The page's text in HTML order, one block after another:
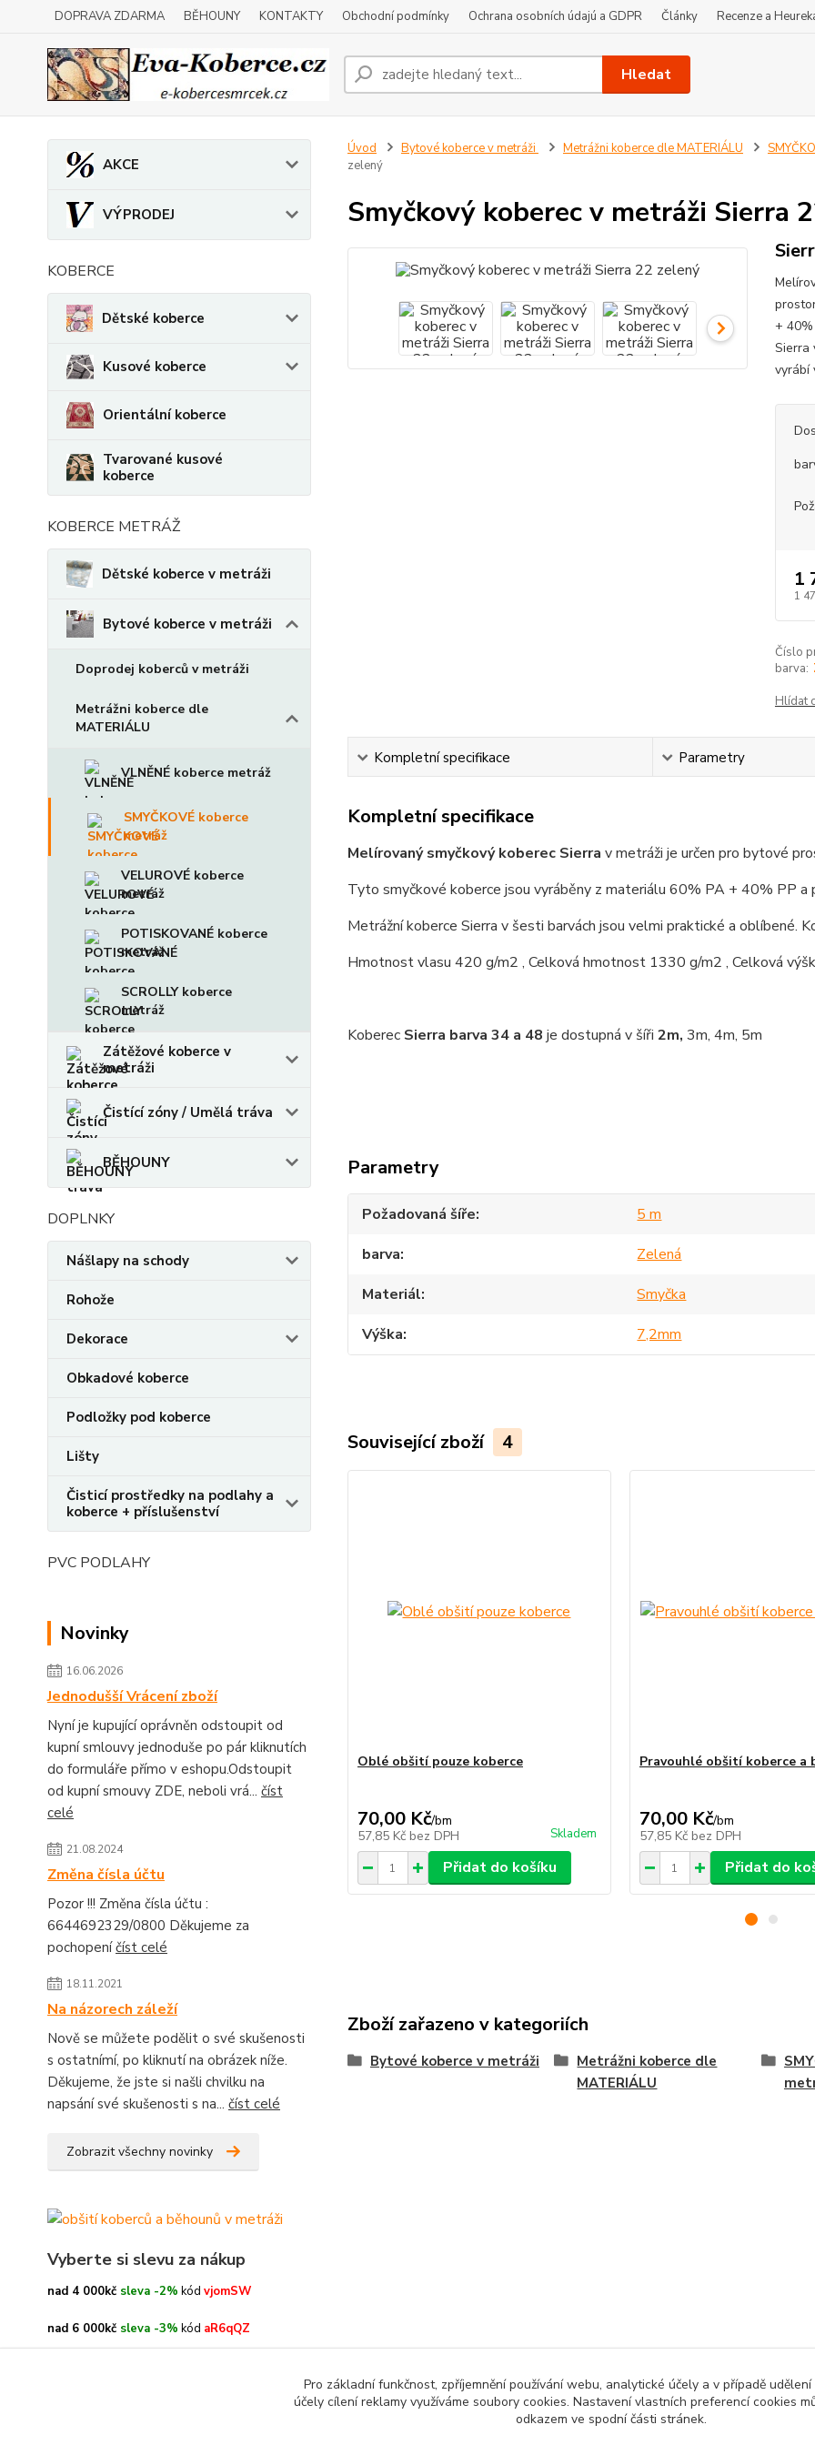
DOPRAVA ZDARMA BĚHOUNY KONTAKTY Obchodní podmínky Ochrana osobních údajú a GDPR Články Recenze a
Hledat
AKCE
VÝPRODEJ
KOBERCE
Dětské koberce
Kusové koberce
Orientální koberce
Tvarované kusové
koberce
KOBERCE METRÁŽ
Dětské koberce v metráži
Bytové koberce v metráži
Doprodej koberců v metráži
Metrážni koberce dle
MATERIÁLU
VLNĚNÉ koberce metráž
SMYČKOVÉ koberce
metráž
VELUROVÉ koberce
metráž
POTISKOVANÉ koberce
metráž
SCROLLY koberce
metráž
Zátěžové koberce v
metráži
Čistící zóny / Umělá tráva
BĚHOUNY
DOPLNKY
Nášlapy na schody
Rohože
Dekorace
Obkadové koberce
Podložky pod koberce
Lišty
Čisticí prostředky na podlahy a
koberce + příslušenství
PVC PODLAHY
Novinky
16.06.2026
Jednodušší Vrácení zboží
Nyní je kupující oprávněn odstoupit od
kupní smlouvy jednoduše po pár kliknutích
do formuláře přímo v eshopu.Odstoupit
od kupní smouvy ZDE, neboli vrá... číst
celé
21.08.2024
Změna čísla účtu
Pozor !!! Změna čísla účtu :
6644692329/0800 Děkujeme za
pochopeníčíst celé
18.11.2021
Na názorech záleží
Nově se můžete podělit o své skušenosti
s ostatnímí, po kliknutí na obrázek níže.
Děkujeme, že jste si našli chvilku na
napsání své skušenosti s na... číst celé
Zobrazit všechny novinky
Vyberte si slevu za nákup
nad 4 000kč sleva -2% kód vjomSW
nad 6 000kč sleva -3% kód aR6qQZ
Úvod Bytové koberce v metráži Metrážni koberce dle MATERIÁLU
zelený
Smyčkový koberec v metráži Sierra
+
Sierra
vyrábí
1
1
Číslo
barva:
Hlídat
Kompletní specifikace Parametry
Kompletní specifikace
Melírovaný smyčkový koberec Sierra v metráži je určen pro bytové
Tyto smyčkové koberce jsou vyráběny z materiálu 60% PA + 40% PP
Metrážní koberce Sierra v šesti barvách jsou velmi praktické a oblíbené.
Hmotnost vlasu 420 g/m2 , Celková hmotnost 1330 g/m2 , Celková
Koberec Sierra barva 34 a 48 je dostupná v šíři 2m, 3m, 4m, 5m
Parametry
Požadovaná šíře
5 m
barva
Zelená
Materiál
Smyčka
Výška
7,2mm
Související zboží 4
Oblé obšití pouze koberce
70,00 Kč/bm
57,85 Kč bez DPH Skladem
Přidat do košíku
Pravouhlé obšití koberce a
70,00 Kč/bm
57,85 Kč bez DPH
Přidat do
Zboží zařazeno v kategoriích
Bytové koberce v metráži
Metrážni koberce dle
MATERIÁLU
Pro základní funkčnost, zpříjemnění používání webu, analytické účely a v případě
účely cílení reklamy využíváme soubory cookies. Nastavení vlastních preferencí cookies
odkazem ve spodní části stránek.